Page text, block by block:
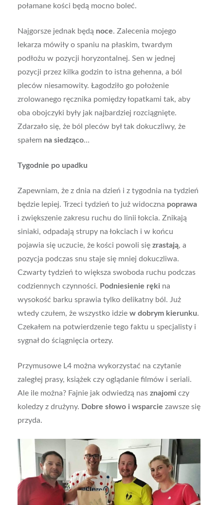
połamane kości będą mocno boleć.
Najgorsze jednak będą noce. Zalecenia mojego
lekarza mówiły o spaniu na płaskim, twardym
podłożu w pozycji horyzontalnej. Sen w jednej
pozycji przez kilka godzin to istna gehenna, a ból
pleców niesamowity. Łagodziło go położenie
zrolowanego ręcznika pomiędzy łopatkami tak, aby
oba obojczyki były jak najbardziej rozciągnięte.
Zdarzało się, że ból pleców był tak dokuczliwy, że
spałem na siedząco…
Tygodnie po upadku
Zapewniam, że z dnia na dzień i z tygodnia na tydzień
będzie lepiej. Trzeci tydzień to już widoczna poprawa
i zwiększenie zakresu ruchu do linii łokcia. Znikają
siniaki, odpadają strupy na łokciach i w końcu
pojawia się uczucie, że kości powoli się zrastają, a
pozycja podczas snu staje się mniej dokuczliwa.
Czwarty tydzień to większa swoboda ruchu podczas
codziennych czynności. Podniesienie ręki na
wysokość barku sprawia tylko delikatny ból. Już
wtedy czułem, że wszystko idzie w dobrym kierunku.
Czekałem na potwierdzenie tego faktu u specjalisty i
sygnał do ściągnięcia ortezy.
Przymusowe L4 można wykorzystać na czytanie
zaległej prasy, książek czy oglądanie filmów i seriali.
Ale ile można? Fajnie jak odwiedzą nas znajomi czy
koledzy z drużyny. Dobre słowo i wsparcie zawsze się
przyda.